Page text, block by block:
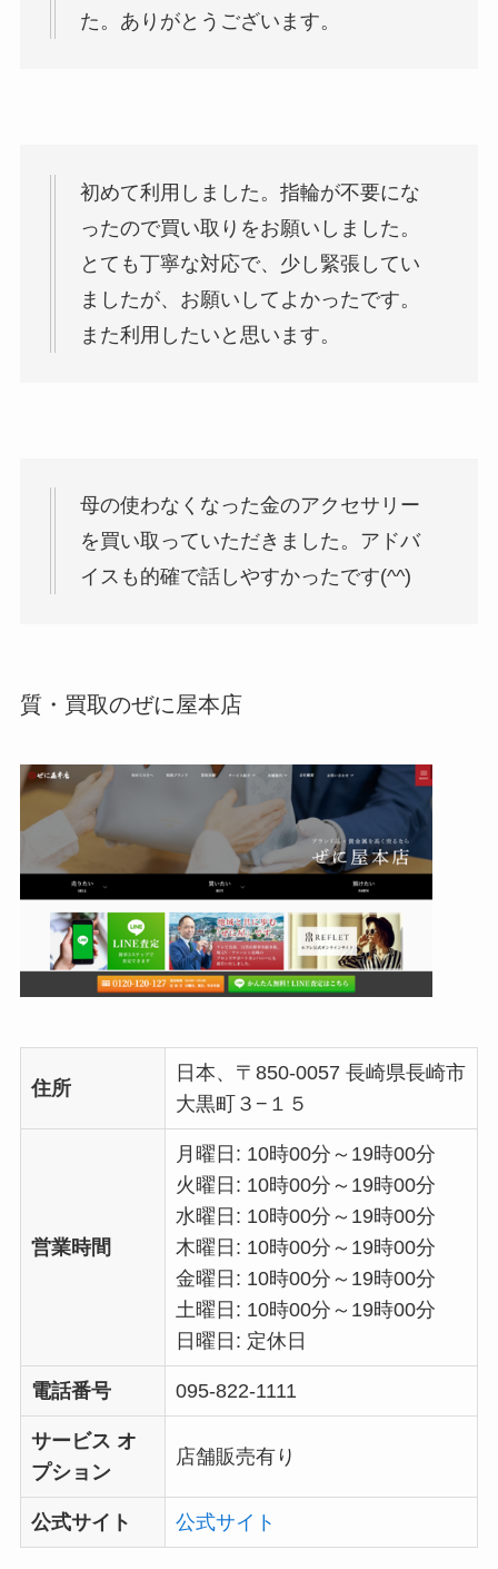
た。ありがとうございます。
初めて利用しました。指輪が不要にな
ったので買い取りをお願いしました。
とても丁寧な対応で、少し緊張してい
ましたが、お願いしてよかったです。
また利用したいと思います。
母の使わなくなった金のアクセサリー
を買い取っていただきました。アドバ
イスも的確で話しやすかったです(^^)
質・買取のぜに屋本店
住所
日本、〒850-0057 長崎県長崎市
大黒町３−１５
営業時間
月曜日: 10時00分～19時00分
火曜日: 10時00分～19時00分
水曜日: 10時00分～19時00分
木曜日: 10時00分～19時00分
金曜日: 10時00分～19時00分
土曜日: 10時00分～19時00分
日曜日: 定休日
電話番号 095-822-1111
サービス オ
プション
店舗販売有り
公式サイト 公式サイト